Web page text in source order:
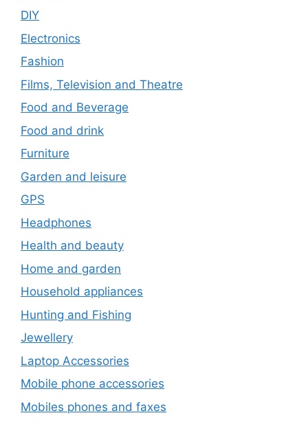
DIY
Electronics
Fashion
Films, Television and Theatre
Food and Beverage
Food and drink
Furniture
Garden and leisure
GPS
Headphones
Health and beauty
Home and garden
Household appliances
Hunting and Fishing
Jewellery
Laptop Accessories
Mobile phone accessories
Mobiles phones and faxes